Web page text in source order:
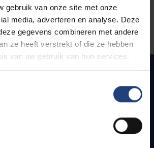
gebruik van onze site met onze
media, adverteren en analyse. Deze
gegevens combineren met andere
ze heeft verstrekt of die ze hebben
van uw gebruik van hun services.